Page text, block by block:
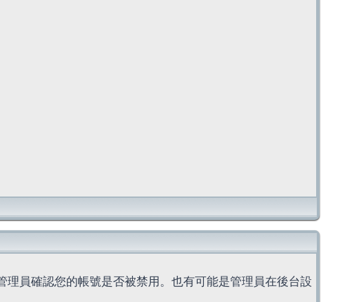
員確認您的帳號是否被禁用。也有可能是管理員在後台設